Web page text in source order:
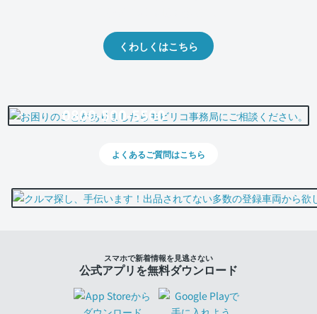
くわしくはこちら
0800-500-5500
よくあるご質問はこちら
スマホで新着情報を見逃さない
公式アプリを無料ダウンロード